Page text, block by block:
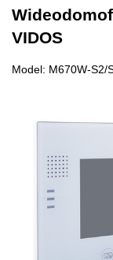
VIDOS
Model: M670W-S2/